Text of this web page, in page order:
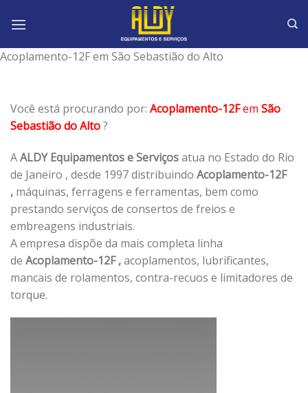
Acoplamento-12F em São Sebastião do Alto
Você está procurando por: Acoplamento-12Fem São
Sebastião do Alto?
AALDY Equipamentos e Serviçosatua no Estado do Rio
de Janeiro , desde 1997 distribuindo Acoplamento-12F
, máquinas, ferragens e ferramentas, bem como
prestando serviços de consertos de freios e
embreagens industriais.
A empresa dispõe da mais completa linha
de Acoplamento-12F ,acoplamentos, lubrificantes,
mancais de rolamentos, contra-recuos e limitadores de
torque.